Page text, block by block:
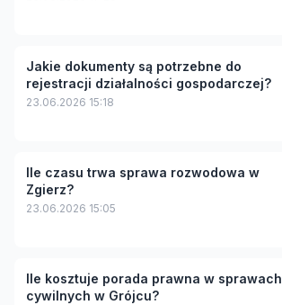
Jakie dokumenty są potrzebne do
rejestracji działalności gospodarczej?
23.06.2026 15:18
Ile czasu trwa sprawa rozwodowa w
Zgierz?
23.06.2026 15:05
Ile kosztuje porada prawna w sprawach
cywilnych w Grójcu?